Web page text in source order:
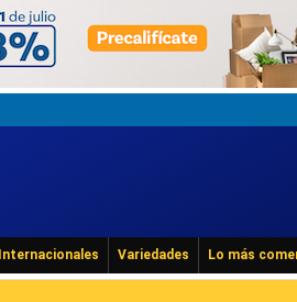
Internacionales Variedades Lo más